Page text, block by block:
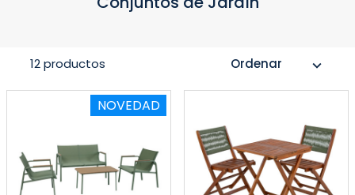
Ordenar expand_more
12 productos
NOVEDAD